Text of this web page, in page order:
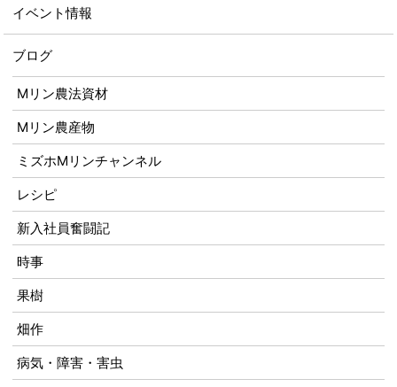
イベント情報
ブログ
Mリン農法資材
Mリン農産物
ミズホMリンチャンネル
レシピ
新入社員奮闘記
時事
果樹
畑作
病気・障害・害虫